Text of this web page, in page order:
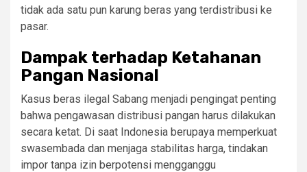
tidak ada satu pun karung beras yang terdistribusi ke
pasar.
Dampak terhadap Ketahanan
Pangan Nasional
Kasus beras ilegal Sabang menjadi pengingat penting
bahwa pengawasan distribusi pangan harus dilakukan
secara ketat. Di saat Indonesia berupaya memperkuat
swasembada dan menjaga stabilitas harga, tindakan
impor tanpa izin berpotensi mengganggu